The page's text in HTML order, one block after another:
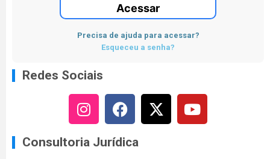
Acessar
Precisa de ajuda para acessar?
Esqueceu a senha?
Redes Sociais
Consultoria Jurídica